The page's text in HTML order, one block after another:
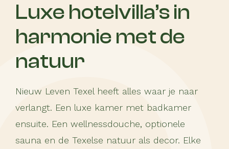
Luxe hotelvilla’s in
harmonie met de
natuur
Nieuw Leven Texel heeft alles waar je naar
verlangt. Een luxe kamer met badkamer
ensuite. Een wellnessdouche, optionele
sauna en de Texelse natuur als decor. Elke